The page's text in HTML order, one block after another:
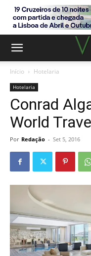
Início Hotelaria
Hotelaria
Conrad
World
Por Redação - Set 5, 2016